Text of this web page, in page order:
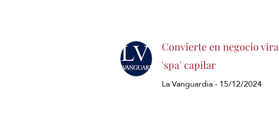
Convierte en negocio
'spa' capilar
La Vanguardia - 15/12/2024